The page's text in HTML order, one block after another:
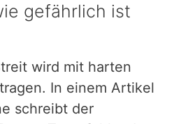
gefährlich ist
wird mit harten
In einem Artikel
schreibt der